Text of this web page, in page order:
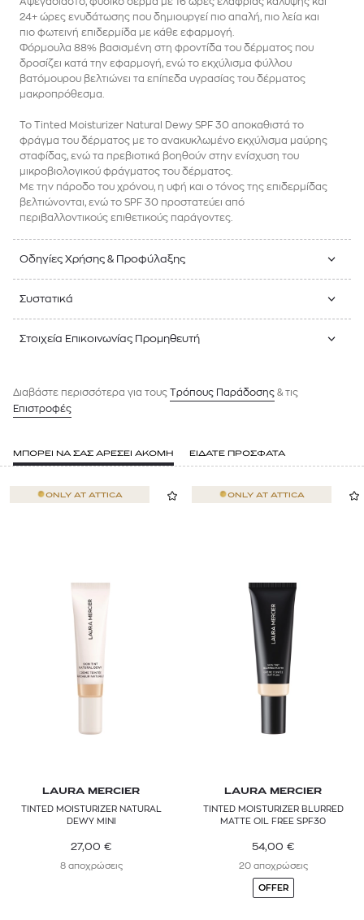
24+ ώρες ενυδάτωσης που δημιουργεί πιο απαλή, πιο λεία και
πιο φωτεινή επιδερμίδα με κάθε εφαρμογή.
Φόρμουλα 88% βασισμένη στη φροντίδα του δέρματος που
δροσίζει κατά την εφαρμογή, ενώ το εκχύλισμα φύλλου
βατόμουρου βελτιώνει τα επίπεδα υγρασίας του δέρματος
μακροπρόθεσμα.
Το Tinted Moisturizer Natural Dewy SPF 30 αποκαθιστά το
φράγμα του δέρματος με το ανακυκλωμένο εκχύλισμα μαύρης
σταφίδας, ενώ τα πρεβιοτικά βοηθούν στην ενίσχυση του
μικροβιολογικού φράγματος του δέρματος.
Με την πάροδο του χρόνου, η υφή και ο τόνος της επιδερμίδας
βελτιώνονται, ενώ το SPF 30 προστατεύει από
περιβαλλοντικούς επιθετικούς παράγοντες.
Οδηγίες Χρήσης & Προφύλαξης
Συστατικά
Στοιχεία Επικοινωνίας Προμηθευτή
Διαβάστε περισσότερα για τους Tρόπους Παράδοσης & τις
Επιστροφές
ΜΠΟΡΕΙ ΝΑ ΣΑΣ ΑΡΕΣΕΙ ΑΚΟΜΗ ΕΙΔΑΤΕ ΠΡΟΣΦΑΤΑ
ONLY AT ATTICA
LAURA MERCIER
TINTED MOISTURIZER NATURAL
DEWY MINI
27,00 €
8 αποχρώσεις
ONLY AT ATTICA
LAURA MERCIER
TINTED MOISTURIZER BLURRED
MATTE OIL FREE SPF30
54,00 €
20 αποχρώσεις
OFFER